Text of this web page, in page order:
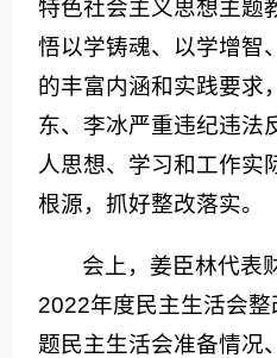
特色社会主义思想主题
悟以学铸魂、以学增智
的丰富内涵和实践要求
东、李冰严重违纪违法
人思想、学习和工作实
根源，抓好整改落实。
会上，姜臣林代表
2022年度民主生活会
题民主生活会准备情况